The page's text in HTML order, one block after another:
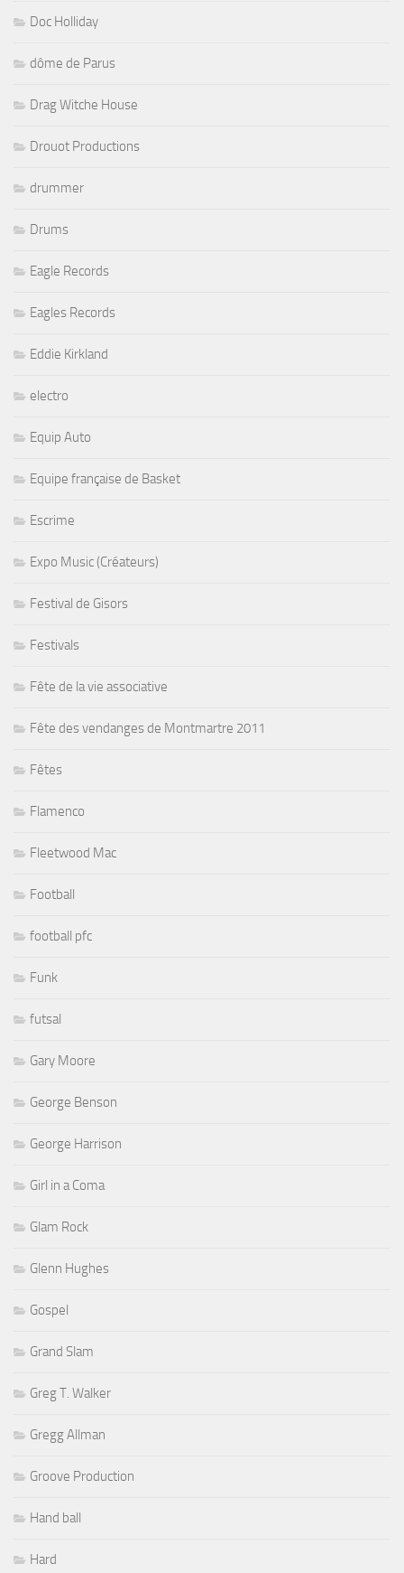
Doc Holliday
dôme de Parus
Drag Witche House
Drouot Productions
drummer
Drums
Eagle Records
Eagles Records
Eddie Kirkland
electro
Equip Auto
Equipe française de Basket
Escrime
Expo Music (Créateurs)
Festival de Gisors
Festivals
Fête de la vie associative
Fête des vendanges de Montmartre 2011
Fêtes
Flamenco
Fleetwood Mac
Football
football pfc
Funk
futsal
Gary Moore
George Benson
George Harrison
Girl in a Coma
Glam Rock
Glenn Hughes
Gospel
Grand Slam
Greg T. Walker
Gregg Allman
Groove Production
Hand ball
Hard